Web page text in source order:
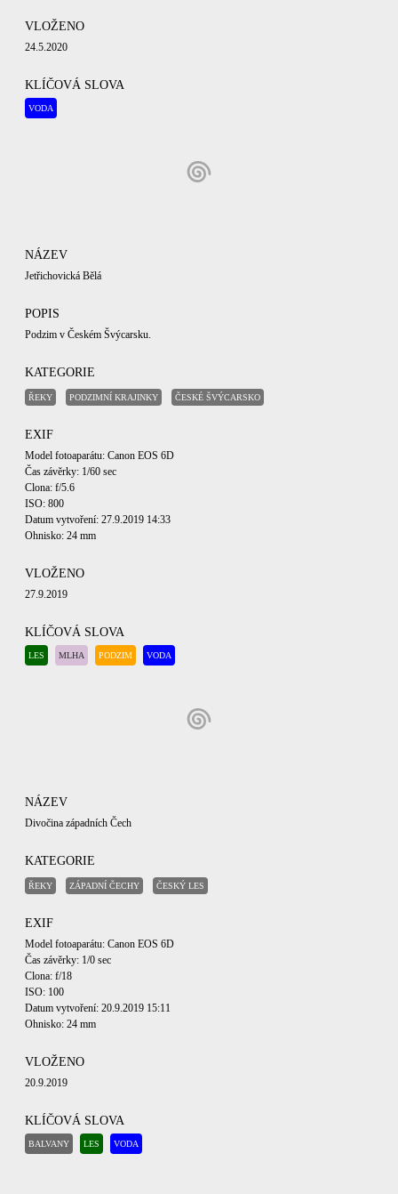
VLOŽENO
24.5.2020
KLÍČOVÁ SLOVA
VODA
NÁZEV
Jetřichovická Bělá
POPIS
Podzim v Českém Švýcarsku.
KATEGORIE
ŘEKY PODZIMNÍ KRAJINKY ČESKÉ ŠVÝCARSKO
EXIF
Model fotoaparátu: Canon EOS 6D
Čas závěrky: 1/60 sec
Clona: f/5.6
ISO: 800
Datum vytvoření: 27.9.2019 14:33
Ohnisko: 24 mm
VLOŽENO
27.9.2019
KLÍČOVÁ SLOVA
LES MLHA PODZIM VODA
NÁZEV
Divočina západních Čech
KATEGORIE
ŘEKY ZÁPADNÍ ČECHY ČESKÝ LES
EXIF
Model fotoaparátu: Canon EOS 6D
Čas závěrky: 1/0 sec
Clona: f/18
ISO: 100
Datum vytvoření: 20.9.2019 15:11
Ohnisko: 24 mm
VLOŽENO
20.9.2019
KLÍČOVÁ SLOVA
BALVANY LES VODA